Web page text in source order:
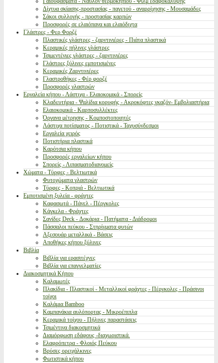
Δίχτυα σκίασης-προστασίας - παγετού - αναρρίχησης - Μουσαμάδες
Σάκοι συλλογής - προστασίας καρπών
Προσφορές σε ελαιόπανα και ελαιόδιχτα
Γλάστρες - Φερ Φορζέ
Πλαστικές γλάστρες - ζαρντινιέρες - Πιάτα πλαστικά
Κεραμικές πήλινες γλάστρες
Τσιμεντένιες γλάστρες - ζαρντινιέρες
Γλάστρες ξύλινες εμποτισμένες
Κεραμικές Ζαρντινιέρες
Γλαστροθήκες - Φέρ φορζέ
Προσφορές γλαστρών
Εργαλεία κήπου - Λάστιχα - Ελαιοκομικά - Σπορείς
Κλαδευτήρια - Ψαλίδια κορυφής - Ακροκόφτες γκαζόν- Εμβολιαστήρια
Ελαιοκομικά - Καρποσυλλέκτες
Όργανα μέτρησης - Κομποστοποιητές
Λάστιχα ποτίσματος - Ποτιστικά - Ταχυσύνδεσμοι
Εργαλεία χειρός
Ποτιστήρια πλαστικά
Καρότσια κήπου
Προσφορές εργαλείων κήπου
Σπορείς - Λιπασματοδιανομείς
Χώματα - Τύρφες - Βελτιωτικά
Φυτοχώματα γλαστρών
Τύρφες - Κοπριά - Βελτιωτικά
Εμποτισμένη ξυλεία - φράχτες
Καφασωτά - Πάνελ - Πέργκολες
Κάγκελα - Φράχτες
Σανίδες Deck - Δοκάρια - Πατήματα - Διάδρομοι
Πάσσαλοι πεύκου - Στηρίγματα φυτών
Αξεσουάρ μεταλλικά - Βάσεις
Αποθήκες κήπου ξύλινες
Βιβλία
Βιβλία για ερασιτέχνες
Βιβλία για επαγγελματίες
Διακοσμητικά Κήπου
Καλαμωτές
Πλακίδια - Πλαστικοί - Μεταλλικοί φράχτες - Πέργκολες - Πράσινοι
τοίχοι
Καλάμια Bamboo
Καμπανάκια αυλόπορτας - Μικροέπιπλα
Κεραμικά τοίχου - Πήλινες παραστάσεις
Τσιμέντινα διακοσμητικά
Διαμόρφωση εδάφους -διαχωριστικά.
Ελαφρόπετρα - Φλοιός Πεύκου
Βρύσες ορειχάλκινες
Φωτιστικά κήπου